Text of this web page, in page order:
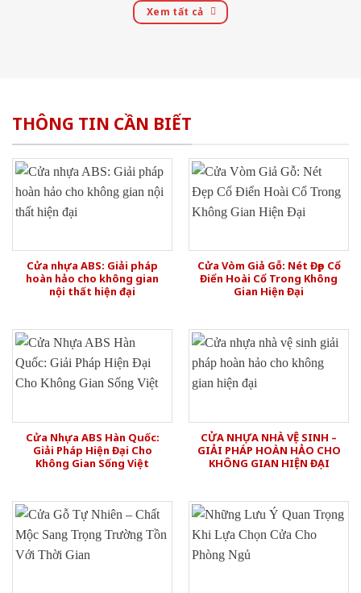
Xem tất cả
THÔNG TIN CẦN BIẾT
Cửa nhựa ABS: Giải pháp
hoàn hảo cho không gian
nội thất hiện đại
Cửa Vòm Giả Gỗ: Nét Đẹp Cổ
Điển Hoài Cổ Trong Không
Gian Hiện Đại
Cửa Nhựa ABS Hàn Quốc:
Giải Pháp Hiện Đại Cho
Không Gian Sống Việt
CỬA NHỰA NHÀ VỆ SINH –
GIẢI PHÁP HOÀN HẢO CHO
KHÔNG GIAN HIỆN ĐẠI